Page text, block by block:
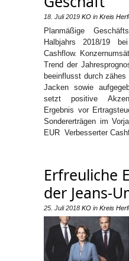
18. Juli 2019 KO in Kreis
Planmäßige
Halbjahrs 2018/19
Cashflow.
Trend der
beeinflusst durch
Jacken sowie
setzt positive
Ergebnis vor
Sondererträgen im
EUR Verbesserter
Erfreuliche
der Jeans-
25. Juli 2018 KO in Kreis